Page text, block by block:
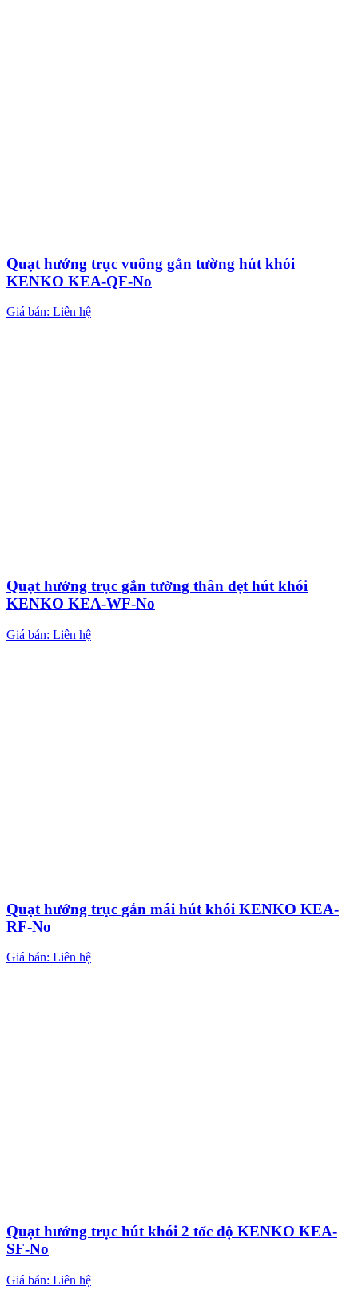
Quạt hướng trục vuông gắn tường hút khói
KENKO KEA-QF-No
Giá bán: Liên hệ
Quạt hướng trục gắn tường thân dẹt hút khói
KENKO KEA-WF-No
Giá bán: Liên hệ
Quạt hướng trục gắn mái hút khói KENKO KEA-
RF-No
Giá bán: Liên hệ
Quạt hướng trục hút khói 2 tốc độ KENKO KEA-
SF-No
Giá bán: Liên hệ